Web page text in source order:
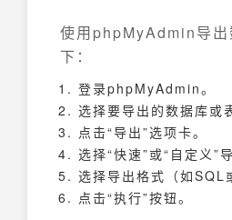
使用phpMyAdmin导出
下：
登录phpMyAdmin。
选择要导出的数据库或
点击“导出”选项卡。
选择“快速”或“自定义”
选择导出格式（如SQL
点击“执行”按钮。